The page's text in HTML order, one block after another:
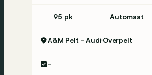
95 pk Automaat
A&M Pelt - Audi Overpelt
-